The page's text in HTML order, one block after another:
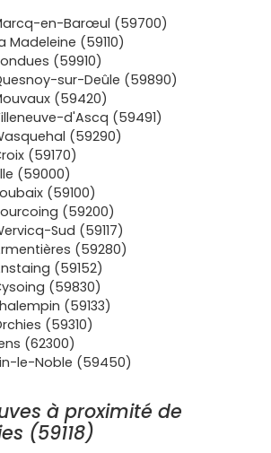
attire actifs et familles. Résultat : une
solide et des biens qui se louent
et T2bien placés. Tu combines
l'eau, parc duchâteau de Robersart
end, pour allier qualité de vie et
RE 2020, avec une
de charges, et des prestations
l'ascenseur, le stationnement et les
aussi de
frais de notaire réduits
La présence de
sécurise ton achat et offre un
et de finitions.
neufs à
tu peux viser
parfaits pour investir ou démarrer,
centre et des axes. Ils offrent une
pour vivre au quotidien, avec des
en-Barœul (59700)
(59110)
(59910)
sur-Deûle (59890)
(59420)
d'Ascq (59491)
(59290)
(59170)
(59000)
(59100)
(59200)
Sud (59117)
(59280)
(59152)
(59830)
(59133)
(59310)
(62300)
le-Noble (59450)
à proximité de
(59118)